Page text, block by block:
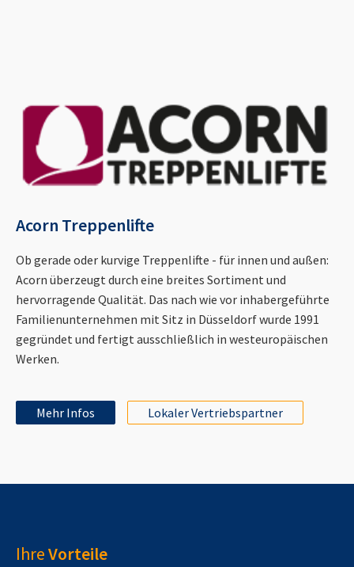
Acorn Treppenlifte
Ob gerade oder kurvige Treppenlifte - für innen und außen:
Acorn überzeugt durch eine breites Sortiment und
hervorragende Qualität. Das nach wie vor inhabergeführte
Familienunternehmen mit Sitz in Düsseldorf wurde 1991
gegründet und fertigt ausschließlich in westeuropäischen
Werken.
Mehr Infos Lokaler Vertriebspartner
IhreVorteile